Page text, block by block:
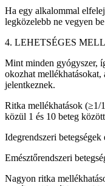
Ha egy alkalommal
legközelebb ne vegyen
4. LEHETSÉGES
Mint minden gyógyszer,
okozhat
jelentkeznek.
Ritka mellékhatások (≥1/
közül 1 és 10 beteg
Idegrendszeri
Emésztőrendszeri
Nagyon ritka